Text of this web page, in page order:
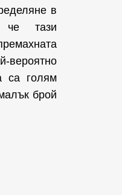
в
че тази
вероятно
са голям
брой